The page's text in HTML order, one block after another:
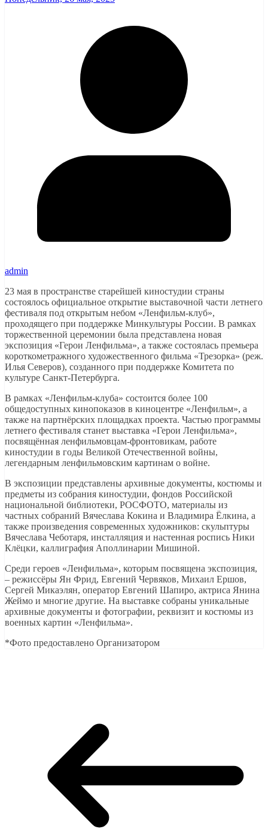
admin
23 мая в пространстве старейшей киностудии страны
состоялось официальное открытие выставочной части летнего
фестиваля под открытым небом «Ленфильм-клуб»,
проходящего при поддержке Минкультуры России. В рамках
торжественной церемонии была представлена новая
экспозиция «Герои Ленфильма», а также состоялась премьера
короткометражного художественного фильма «Трезорка» (реж.
Илья Северов), созданного при поддержке Комитета по
культуре Санкт-Петербурга.
В рамках «Ленфильм-клуба» состоится более 100
общедоступных кинопоказов в киноцентре «Ленфильм», а
также на партнёрских площадках проекта. Частью программы
летнего фестиваля станет выставка «Герои Ленфильма»,
посвящённая ленфильмовцам-фронтовикам, работе
киностудии в годы Великой Отечественной войны,
легендарным ленфильмовским картинам о войне.
В экспозиции представлены архивные документы, костюмы и
предметы из собрания киностудии, фондов Российской
национальной библиотеки, РОСФОТО, материалы из
частных собраний Вячеслава Кокина и Владимира Ёлкина, а
также произведения современных художников: скульптуры
Вячеслава Чеботаря, инсталляция и настенная роспись Ники
Клёцки, каллиграфия Аполлинарии Мишиной.
Среди героев «Ленфильма», которым посвящена экспозиция,
– режиссёры Ян Фрид, Евгений Червяков, Михаил Ершов,
Сергей Микаэлян, оператор Евгений Шапиро, актриса Янина
Жеймо и многие другие. На выставке собраны уникальные
архивные документы и фотографии, реквизит и костюмы из
военных картин «Ленфильма».
*Фото предоставлено Организатором